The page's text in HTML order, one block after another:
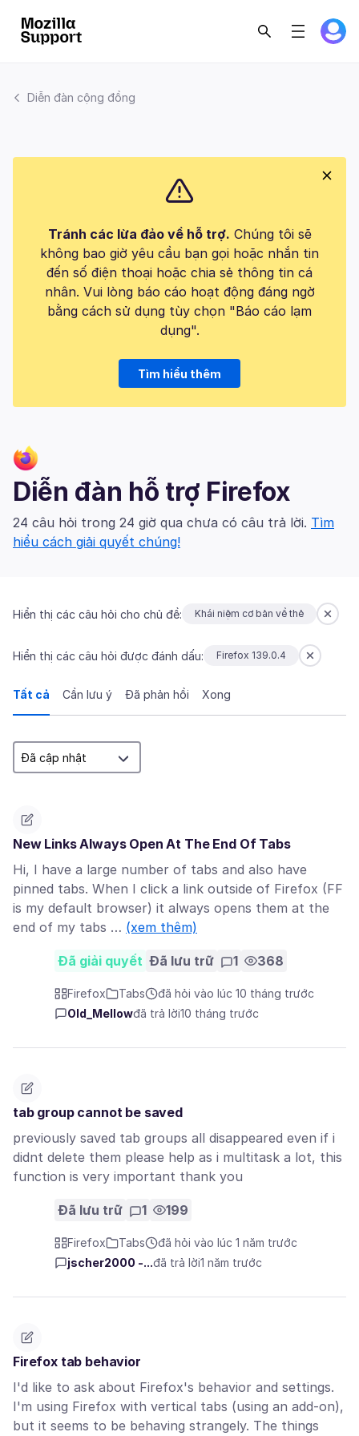
Diễn đàn cộng đồng
Tránh các lừa đảo về hỗ trợ. Chúng tôi sẽ
không bao giờ yêu cầu bạn gọi hoặc nhắn tin
đến số điện thoại hoặc chia sẻ thông tin cá
nhân. Vui lòng báo cáo hoạt động đáng ngờ
bằng cách sử dụng tùy chọn "Báo cáo lạm
dụng".
Tìm hiểu thêm
Diễn đàn hỗ trợ Firefox
24 câu hỏi trong 24 giờ qua chưa có câu trả lời. Tìm
hiểu cách giải quyết chúng!
Hiển thị các câu hỏi cho chủ đề: Khái niệm cơ bản về thẻ
Hiển thị các câu hỏi được đánh dấu: Firefox 139.0.4
Tất cả Cần lưu ý Đã phản hồi Xong
New Links Always Open At The End Of Tabs
Hi, I have a large number of tabs and also have
pinned tabs. When I click a link outside of Firefox (FF
is my default browser) it always opens them at the
end of my tabs … (xem thêm)
Đã giải quyết Đã lưu trữ 1 368
Firefox Tabs
đã hỏi vào lúc 10 tháng trước
Old_Mellowđã trả lời10 tháng trước
tab group cannot be saved
previously saved tab groups all disappeared even if i
didnt delete them please help as i multitask a lot, this
function is very important thank you
Đã lưu trữ 1 199
Firefox Tabs
đã hỏi vào lúc 1 năm trước
jscher2000 -...đã trả lời1 năm trước
Firefox tab behavior
I'd like to ask about Firefox's behavior and settings.
I'm using Firefox with vertical tabs (using an add-on),
but it seems to be behaving strangely. The things